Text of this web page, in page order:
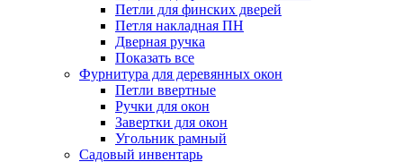
Петли для финских дверей
Петля накладная ПН
Дверная ручка
Показать все
Фурнитура для деревянных окон
Петли ввертные
Ручки для окон
Завертки для окон
Угольник рамный
Садовый инвентарь